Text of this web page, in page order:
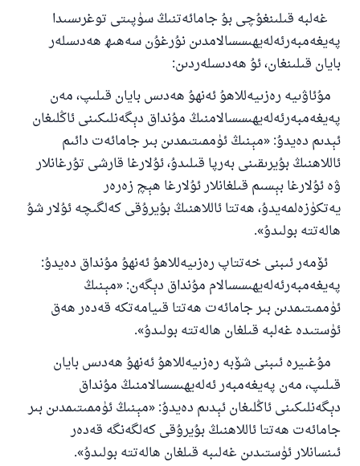
غەلبە قىلىنغۇچى بۇ جامائەتنىڭ سۈپىتى توغرىسىدا
پەيغەمبەرئەلەيھىسسالامدىن نۇرغۇن سەھىھ ھەدىسلەر
بايان قىلىنغان، ئۇ ھەدىسلەردىن:
مۇئاۋىيە رەزىيەللاھۇ ئەنھۇ ھەدىس بايان قىلىپ، مەن
پەيغەمبەرئەلەيھىسسالامنىڭ مۇنداق دېگەنلىكىنى ئاڭلىغان
ئېدىم دەيدۇ: «مېنىڭ ئۈممىتىمدىن بىر جامائەت دائىم
ئاللاھنىڭ بۇيرىقىنى بەرپا قىلىدۇ، ئۇلارغا قارشى تۇرغانلار
ۋە ئۇلارغا بېسىم قىلغانلار ئۇلارغا ھېچ زەرەر
يەتكۈزەلمەيدۇ، ھەتتا ئاللاھنىڭ بۇيرۇقى كەلگىچە ئۇلار شۇ
ھالەتتە بولىدۇ».
ئۆمەر ئىبنى خەتتاپ رەزىيەللاھۇ ئەنھۇ مۇنداق دەيدۇ:
پەيغەمبەرئەلەيھىسسالام مۇنداق دېگەن: «مېنىڭ
ئۈممىتىمدىن بىر جامائەت ھەتتا قىيامەتكە قەدەر ھەق
ئۈستىدە غەلبە قىلغان ھالەتتە بولىدۇ».
مۇغىيرە ئىبنى شۆبە رەزىيەللاھۇ ئەنھۇ ھەدىس بايان
قىلىپ، مەن پەيغەمبەر ئەلەيھىسسالامنىڭ مۇنداق
دېگەنلىكىنى ئاڭلىغان ئېدىم دەيدۇ: «مېنىڭ ئۈممىتىمدىن بىر
جامائەت ھەتتا ئاللاھنىڭ بۇيرۇقى كەلگەنگە قەدەر
ئىنسانلار ئۈستىدىن غەلىبە قىلغان ھالەتتە بولىدۇ».